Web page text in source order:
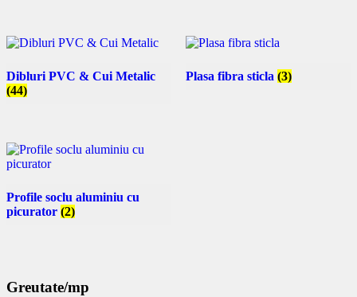
Dibluri PVC & Cui Metalic
(44)
Plasa fibra sticla (3)
Profile soclu aluminiu cu
picurator (2)
Greutate/mp